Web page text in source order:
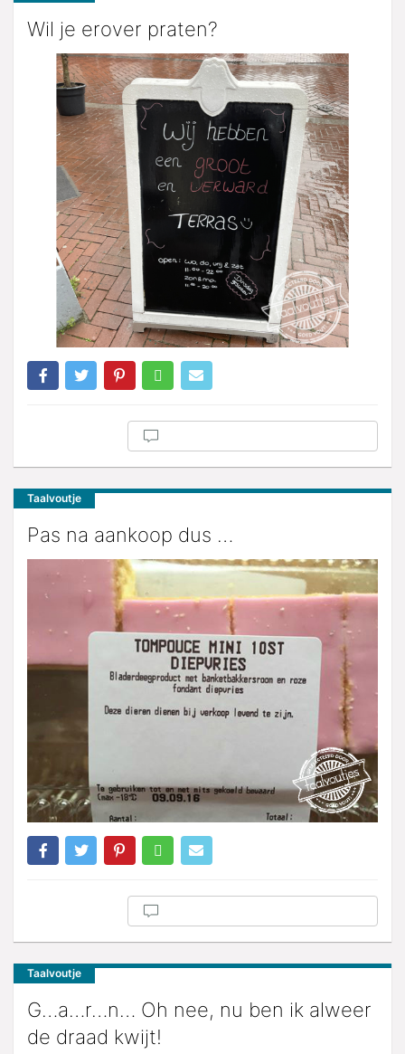
Wil je erover praten?
Taalvoutje
Pas na aankoop dus …
Taalvoutje
G…a…r…n… Oh nee, nu ben ik alweer
de draad kwijt!